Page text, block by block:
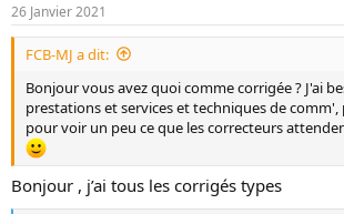
26 Janvier 2021
FCB-MJ a dit:
Bonjour vous avez quoi comme corrigée ? J'ai
prestations et services et techniques de
pour voir un peu ce que les correcteurs
Bonjour , j’ai tous les corrigés types